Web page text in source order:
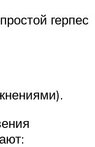
герпес